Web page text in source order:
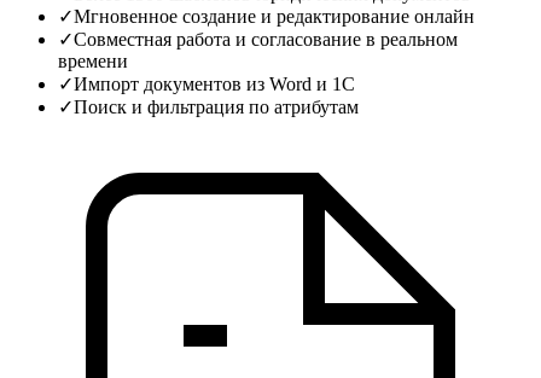
✓Мгновенное создание и редактирование онлайн
✓Совместная работа и согласование в реальном
времени
✓Импорт документов из Word и 1С
✓Поиск и фильтрация по атрибутам